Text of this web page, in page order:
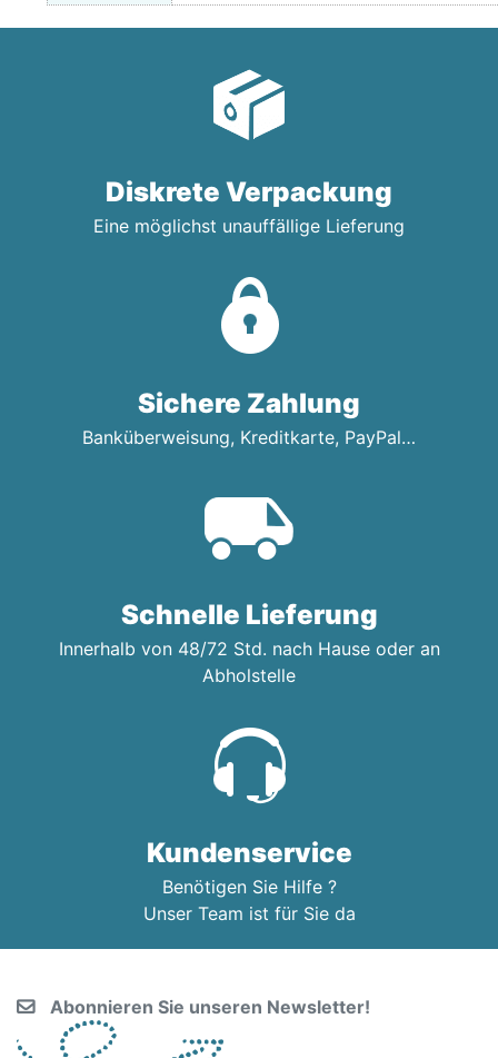
Diskrete Verpackung
Eine möglichst unauffällige Lieferung
Sichere Zahlung
Banküberweisung, Kreditkarte, PayPal…
Schnelle Lieferung
Innerhalb von 48/72 Std. nach Hause oder an
Abholstelle
Kundenservice
Benötigen Sie Hilfe ?
Unser Team ist für Sie da
Abonnieren Sie unseren Newsletter!